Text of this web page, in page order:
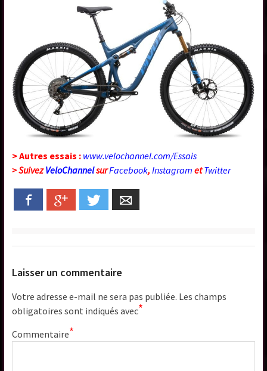
> Autres essais : www.velochannel.com/Essais
> SuivezVeloChannelsurFacebook, Instagram etTwitter
Facebook Google+ Twitter
Laisser un commentaire
Votre adresse e-mail ne sera pas publiée. Les champs
obligatoires sont indiqués avec*
Commentaire*